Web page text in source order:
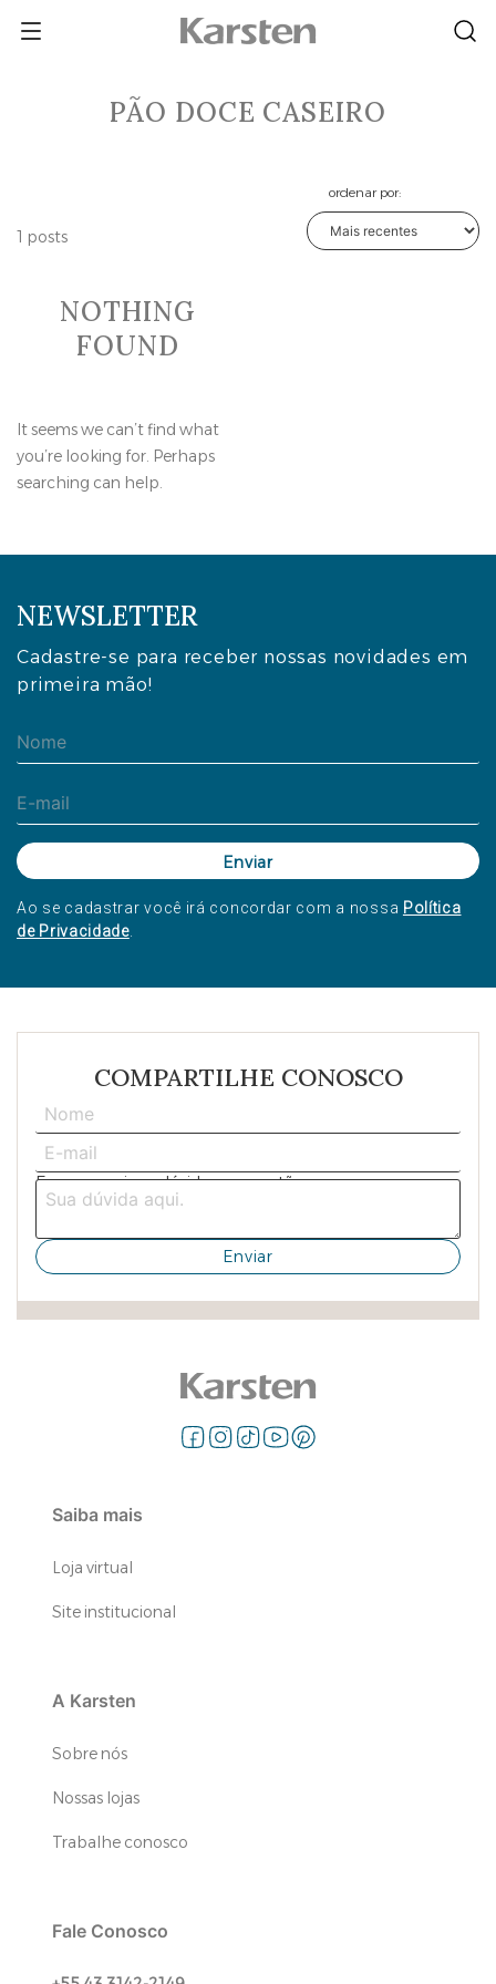
PÃO DOCE CASEIRO
1 posts
ordenar por:
NOTHING
FOUND
It seems we can’t find what
you’re looking for. Perhaps
searching can help.
NEWSLETTER
Cadastre-se para receber nossas novidades em
primeira mão!
Ao se cadastrar você irá concordar com a nossa Política
de Privacidade.
Saiba mais
Loja virtual
Site institucional
A Karsten
Sobre nós
Nossas lojas
Trabalhe conosco
Fale Conosco
COMPARTILHE CONOSCO
Escreva aqui sua dúvida ou sugestão: